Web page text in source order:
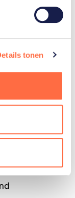
tonen
Tennis
Roeibond